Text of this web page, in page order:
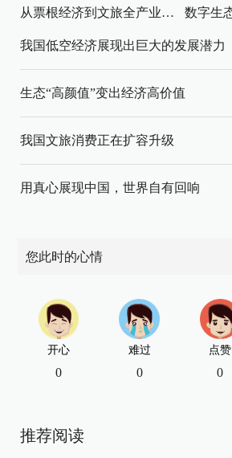
从票根经济到文旅全产业链升级
我国低空经济展现出巨大的发展潜力
生态“高颜值”变出经济高价值
我国文旅消费正在扩容升级
用真心展现中国，世界自有回响
您此时的心情
开心
0
难过
0
点赞
0
推荐阅读